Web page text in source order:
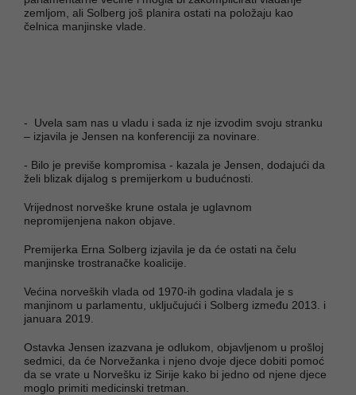
zemljom, ali Solberg još planira ostati na položaju kao
čelnica manjinske vlade.
- Uvela sam nas u vladu i sada iz nje izvodim svoju stranku
– izjavila je Jensen na konferenciji za novinare.
- Bilo je previše kompromisa - kazala je Jensen, dodajući da
želi blizak dijalog s premijerkom u budućnosti.
Vrijednost norveške krune ostala je uglavnom
nepromijenjena nakon objave.
Premijerka Erna Solberg izjavila je da će ostati na čelu
manjinske trostranačke koalicije.
Većina norveških vlada od 1970-ih godina vladala je s
manjinom u parlamentu, uključujući i Solberg između 2013. i
januara 2019.
Ostavka Jensen izazvana je odlukom, objavljenom u prošloj
sedmici, da će Norvežanka i njeno dvoje djece dobiti pomoć
da se vrate u Norvešku iz Sirije kako bi jedno od njene djece
moglo primiti medicinski tretman.